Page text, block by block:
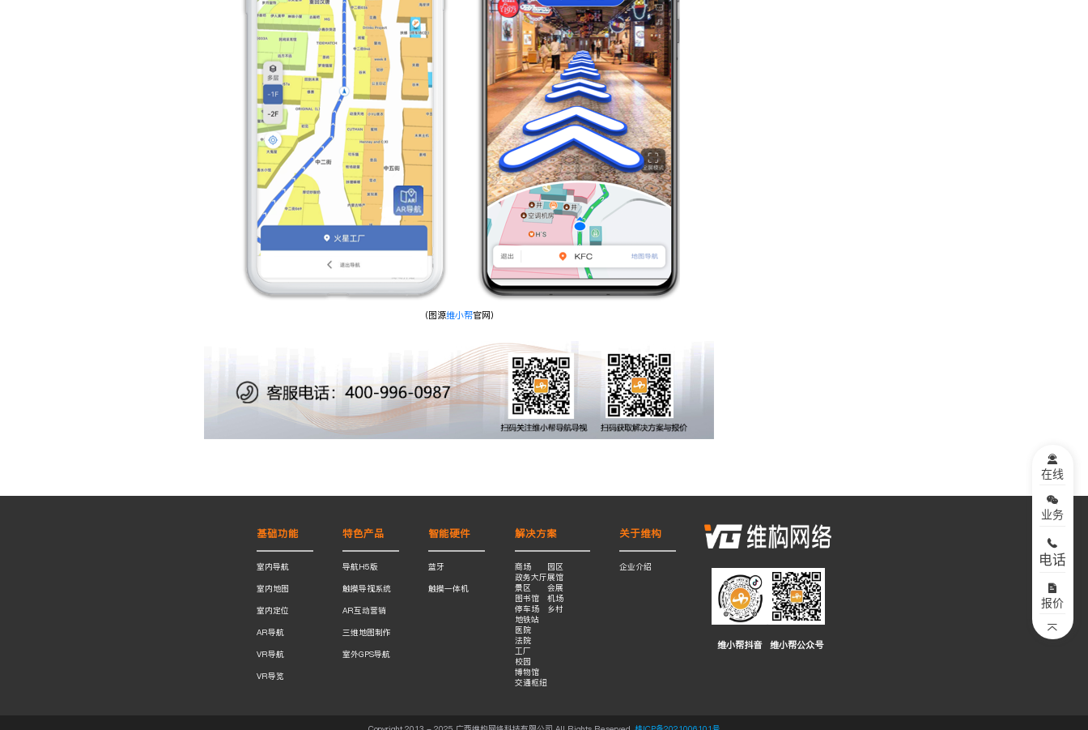
（图源维小帮官网）
在线
业务
电话
报价
基础功能
室内导航
室内地图
室内定位
AR导航
VR导航
VR导览
特色产品
导航H5版
触摸导视系统
AR互动营销
三维地图制作
室外GPS导航
智能硬件
蓝牙
触摸一体机
解决方案
商场
政务大厅
景区
图书馆
停车场
地铁站
医院
法院
工厂
校园
博物馆
交通枢纽
园区
展馆
会展
机场
乡村
关于维构
企业介绍
维小帮抖音 维小帮公众号